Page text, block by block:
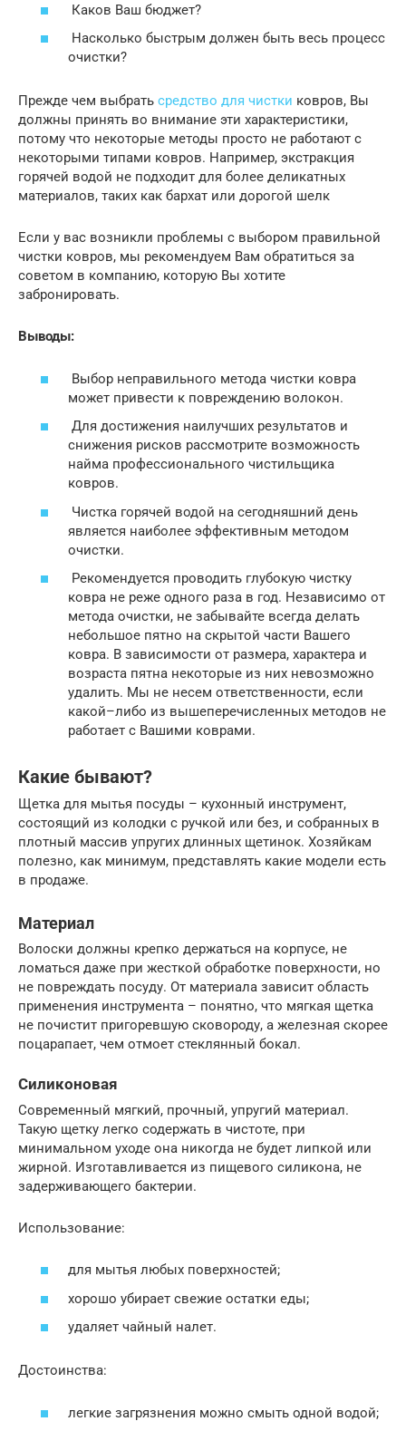
Каков Ваш бюджет?
Насколько быстрым должен быть весь процесс
очистки?
Прежде чем выбрать средство для чистки ковров, Вы
должны принять во внимание эти характеристики,
потому что некоторые методы просто не работают с
некоторыми типами ковров. Например, экстракция
горячей водой не подходит для более деликатных
материалов, таких как бархат или дорогой шелк
Если у вас возникли проблемы с выбором правильной
чистки ковров, мы рекомендуем Вам обратиться за
советом в компанию, которую Вы хотите
забронировать.
Выводы:
Выбор неправильного метода чистки ковра
может привести к повреждению волокон.
Для достижения наилучших результатов и
снижения рисков рассмотрите возможность
найма профессионального чистильщика
ковров.
Чистка горячей водой на сегодняшний день
является наиболее эффективным методом
очистки.
Рекомендуется проводить глубокую чистку
ковра не реже одного раза в год. Независимо от
метода очистки, не забывайте всегда делать
небольшое пятно на скрытой части Вашего
ковра. В зависимости от размера, характера и
возраста пятна некоторые из них невозможно
удалить. Мы не несем ответственности, если
какой–либо из вышеперечисленных методов не
работает с Вашими коврами.
Какие бывают?
Щетка для мытья посуды – кухонный инструмент,
состоящий из колодки с ручкой или без, и собранных в
плотный массив упругих длинных щетинок. Хозяйкам
полезно, как минимум, представлять какие модели есть
в продаже.
Материал
Волоски должны крепко держаться на корпусе, не
ломаться даже при жесткой обработке поверхности, но
не повреждать посуду. От материала зависит область
применения инструмента – понятно, что мягкая щетка
не почистит пригоревшую сковороду, а железная скорее
поцарапает, чем отмоет стеклянный бокал.
Силиконовая
Современный мягкий, прочный, упругий материал.
Такую щетку легко содержать в чистоте, при
минимальном уходе она никогда не будет липкой или
жирной. Изготавливается из пищевого силикона, не
задерживающего бактерии.
Использование:
для мытья любых поверхностей;
хорошо убирает свежие остатки еды;
удаляет чайный налет.
Достоинства:
легкие загрязнения можно смыть одной водой;